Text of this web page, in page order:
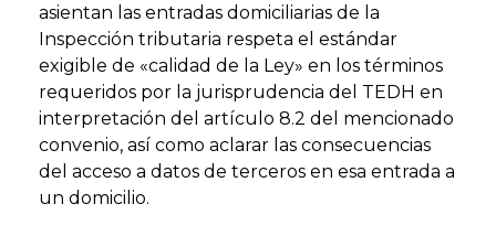
asientan las entradas domiciliarias de la
Inspección tributaria respeta el estándar
exigible de «calidad de la Ley» en los términos
requeridos por la jurisprudencia del TEDH en
interpretación del artículo 8.2 del mencionado
convenio, así como aclarar las consecuencias
del acceso a datos de terceros en esa entrada a
un domicilio.